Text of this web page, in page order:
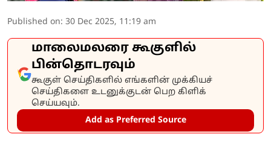
Published on: 30 Dec 2025, 11:19 am
மாலைமலரை கூகுளில்
பின்தொடரவும்
கூகுள் செய்திகளில் எங்களின் முக்கியச்
செய்திகளை உடனுக்குடன் பெற கிளிக்
செய்யவும்.
Add as Preferred Source